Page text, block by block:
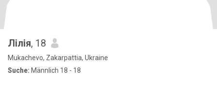
Лілія, 18
Mukachevo, Zakarpattia, Ukraine
Suche: Männlich 18 - 18